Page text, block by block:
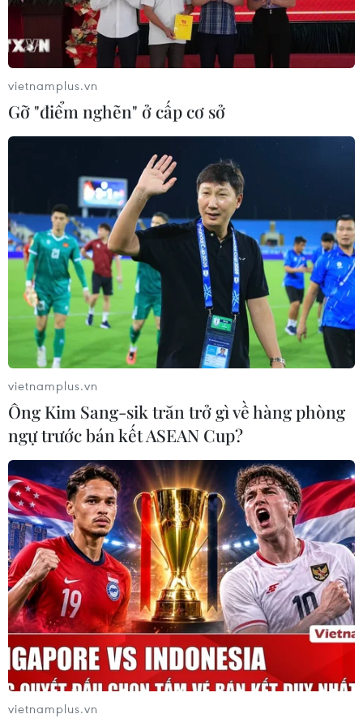
Ai Cập thông báo tiêu diệt thủ lĩnh cấp
cao của Anh em Hồi giáo
04/10/2016 03:09
Ngày 4/10, Bộ Nội vụ Ai Cập cho biết đã tiêu diệt một
thủ lĩnh cấp cao phụ trách cánh vũ trang của tổ chức
Anh em Hồi giáo (MB) và một thành viên khác của
nhóm này trong cuộc đấu súng ngày 3/10.
Tòa án Ai Cập hủy bản án tử hình đối với
cựu Tổng thống Morsi
vietnamplus.vn
Gỡ "điểm nghẽn" ở cấp cơ sở
vietnamplus.vn
Ông Kim Sang-sik trăn trở gì về hàng phòng
ngự trước bán kết ASEAN Cup?
vietnamplus.vn